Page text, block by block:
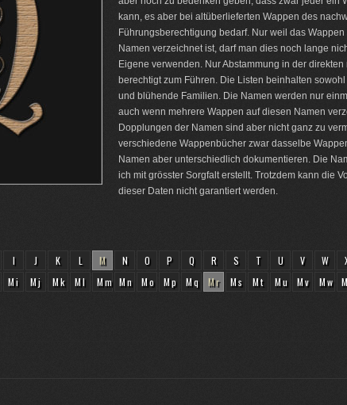
kann, es aber bei altüberlieferten Wappen des
Führungsberechtigung bedarf. Nur weil das
Namen verzeichnet ist, darf man dies noch lange
Eigene verwenden. Nur Abstammung in der
berechtigt zum Führen. Die Listen beinhalten
und blühende Familien. Die Namen werden nur
auch wenn mehrere Wappen auf diesen Namen
Dopplungen der Namen sind aber nicht ganz zu
verschiedene Wappenbücher zwar dasselbe
Namen aber unterschiedlich dokumentieren. Die
ich mit grösster Sorgfalt erstellt. Trotzdem kann die
dieser Daten nicht garantiert werden.
I J K L M N O P Q R S T U V W
Mi Mj Mk Ml Mm Mn Mo Mp Mq Mr Ms Mt Mu Mv Mw